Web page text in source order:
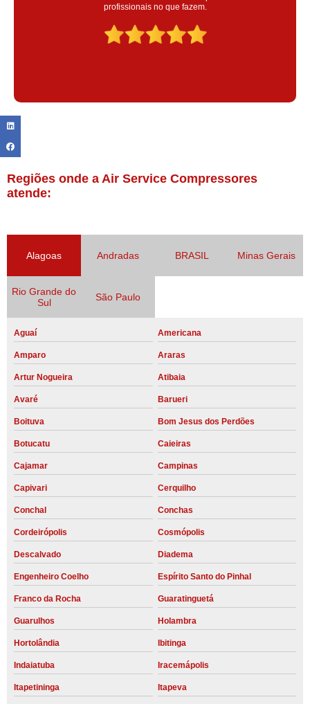
colaoradores educado e transparente, destaque para o colaborador
Claudinei excelente profissional!
Regiões onde a Air Service Compressores
atende:
Alagoas Andradas BRASIL Minas Gerais
Rio Grande do
Sul
São Paulo
Aguaí Americana
Amparo Araras
Artur Nogueira Atibaia
Avaré Barueri
Boituva Bom Jesus dos Perdões
Botucatu Caieiras
Cajamar Campinas
Capivari Cerquilho
Conchal Conchas
Cordeirópolis Cosmópolis
Descalvado Diadema
Engenheiro Coelho Espírito Santo do Pinhal
Franco da Rocha Guaratinguetá
Guarulhos Holambra
Hortolândia Ibitinga
Indaiatuba Iracemápolis
Itapetininga Itapeva